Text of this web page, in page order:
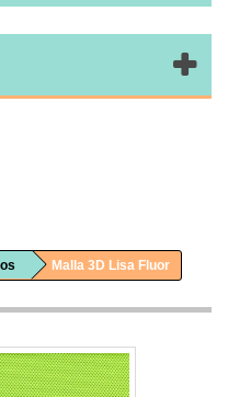
Malla 3D Lisa Fluor